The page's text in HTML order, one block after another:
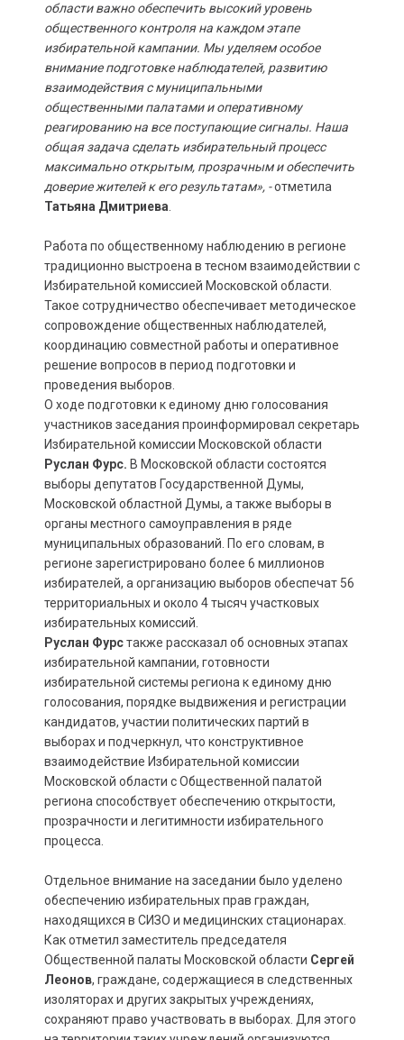
области важно обеспечить высокий уровень
общественного контроля на каждом этапе
избирательной кампании. Мы уделяем особое
внимание подготовке наблюдателей, развитию
взаимодействия с муниципальными
общественными палатами и оперативному
реагированию на все поступающие сигналы. Наша
общая задача сделать избирательный процесс
максимально открытым, прозрачным и обеспечить
доверие жителей к его результатам», -отметила
Татьяна Дмитриева
Работа по общественному наблюдению в регионе
традиционно выстроена в тесном взаимодействии с
Избирательной комиссией Московской области.
Такое сотрудничество обеспечивает методическое
сопровождение общественных наблюдателей,
координацию совместной работы и оперативное
решение вопросов в период подготовки и
проведения выборов.
О ходе подготовки к единому дню голосования
участников заседания проинформировал секретарь
Избирательной комиссии Московской области
Руслан Фурс. В Московской области состоятся
выборы депутатов Государственной Думы,
Московской областной Думы, а также выборы в
органы местного самоуправления в ряде
муниципальных образований. По его словам, в
регионе зарегистрировано более 6 миллионов
избирателей, а организацию выборов обеспечат 56
территориальных и около 4 тысяч участковых
избирательных комиссий.
Руслан Фурстакже рассказал об основных этапах
избирательной кампании, готовности
избирательной системы региона к единому дню
голосования, порядке выдвижения и регистрации
кандидатов, участии политических партий в
выборах и подчеркнул, что конструктивное
взаимодействие Избирательной комиссии
Московской области с Общественной палатой
региона способствует обеспечению открытости,
прозрачности и легитимности избирательного
процесса.
Отдельное внимание на заседании было уделено
обеспечению избирательных прав граждан,
находящихся в СИЗО и медицинских стационарах.
Как отметил заместитель председателя
Общественной палаты Московской области Сергей
Леонов, граждане, содержащиеся в следственных
изоляторах и других закрытых учреждениях,
сохраняют право участвовать в выборах. Для этого